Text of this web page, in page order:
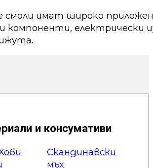
смоли имат широко
компоненти, електрически
и консумативи
Скандинавски
мъх